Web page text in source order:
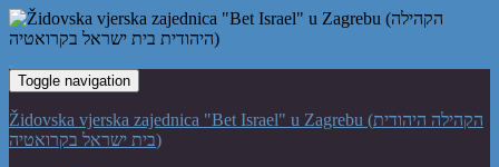
Toggle navigation
Židovska vjerska zajednica "Bet Israel" u Zagrebu (הקהילה היהודית
בית ישראל בקרואטיה)